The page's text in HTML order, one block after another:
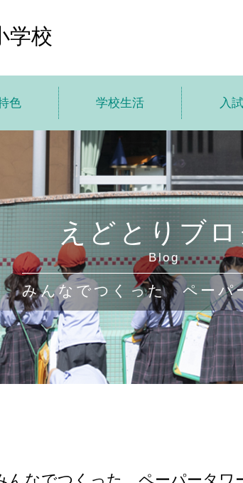
学校
色
色
歩先へ
教育
の声
とり小
介
学校生活
学校生活トップ
えどとり小の1日
アフタースクール
制服・制定品
学校給食
安全対策
成果・表彰
入
説明会
入試日程
転・
学校案
デジタル
えどとりブ
Blog
みんなでつくった ペーパ